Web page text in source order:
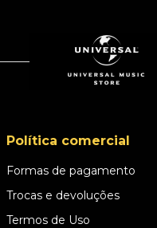
Política comercial
Formas de pagamento
Trocas e devoluções
Termos de Uso